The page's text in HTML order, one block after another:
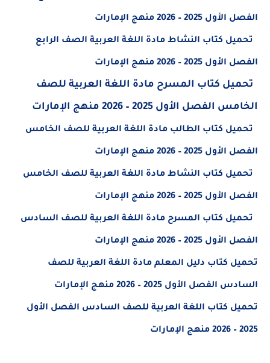
الفصل الأول 2025 – 2026 منهج الإمارات
تحميل كتاب النشاط مادة اللغة العربية الصف الرابع
الفصل الأول 2025 – 2026 منهج الإمارات
تحميل كتاب المسرح مادة اللغة العربية للصف
الخامس الفصل الأول 2025 – 2026 منهج الإمارات
تحميل كتاب الطالب مادة اللغة العربية للصف الخامس
الفصل الأول 2025 – 2026 منهج الإمارات
تحميل كتاب النشاط مادة اللغة العربية للصف الخامس
الفصل الأول 2025 – 2026 منهج الإمارات
تحميل كتاب المسرح مادة اللغة العربية للصف السادس
الفصل الأول 2025 – 2026 منهج الإمارات
تحميل كتاب دليل المعلم مادة اللغة العربية للصف
السادس الفصل الأول 2025 – 2026 منهج الإمارات
تحميل كتاب اللغة العربية للصف السادس الفصل الأول
2025 – 2026 منهج الإمارات